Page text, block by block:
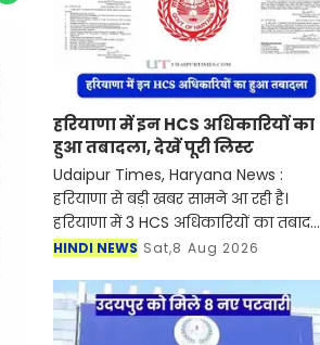
हरियाणा में इन HCS अधिकारियों का
हुआ तबादला, देखें पूरी लिस्ट
Udaipur Times, Haryana News :
हरियाणा से बड़ी खबर सामने आ रही है।
हरियाणा में 3 HCS अधिकारियों का तबादला
कर दिया गया है। सरकार ने नई नियुक्ति को
देखें आदेश...
HINDI NEWS Sat,8 Aug 2026